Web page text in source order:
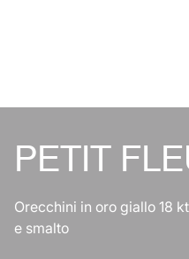
PETIT
Orecchini in oro giallo 18
e smalto